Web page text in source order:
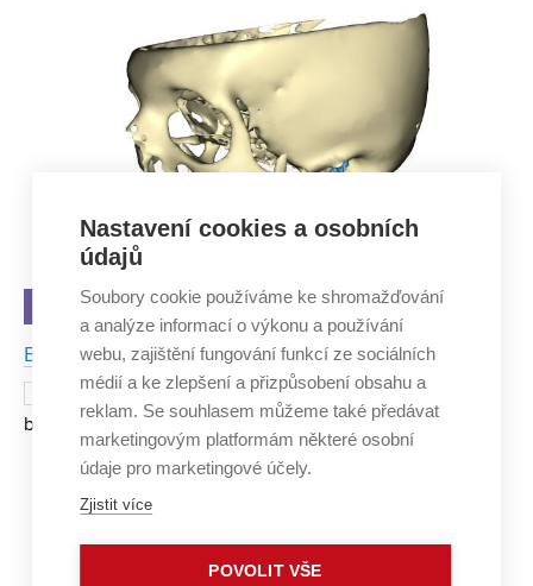
NÁPADY A OBJEVY
Bolesti čelistí pomůže řešit unikátní software
19. BŘEZNA 2015
Nejčastější bolest hlavy? Po zubech
bývá druhou nejčastější příčinou onemocnění čelistního
kloubu. Vyplývá to ze studie amerických vědců, kteří
Strana 29/29
29
Nastavení cookies a osobních
údajů
Soubory cookie používáme ke shromažďování
a analýze informací o výkonu a používání
webu, zajištění fungování funkcí ze sociálních
médií a ke zlepšení a přizpůsobení obsahu a
reklam. Se souhlasem můžeme také předávat
marketingovým platformám některé osobní
údaje pro marketingové účely.
Zjistit více
POVOLIT VŠE